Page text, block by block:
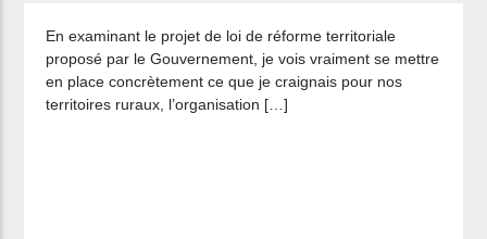
En examinant le projet de loi de réforme territoriale
proposé par le Gouvernement, je vois vraiment se mettre
en place concrètement ce que je craignais pour nos
territoires ruraux, l’organisation […]